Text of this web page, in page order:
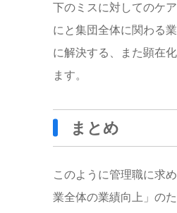
下のミスに対してのケ
にと集団全体に関わる
に解決する、また顕在
ます。
まとめ
このように管理職に求
業全体の業績向上」の